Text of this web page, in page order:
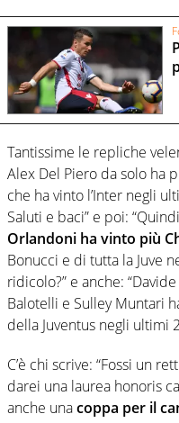
Tantissime le repliche
Alex Del Piero da solo ha
che ha vinto l’Inter negli
Saluti e baci” e poi:
Orlandoni ha vinto più
Bonucci e di tutta la Juve
ridicolo?” e anche:
Balotelli e Sulley Muntari
della Juventus negli ultimi
C’è chi scrive: “Fossi un
darei una laurea honoris
anche unacoppa per il